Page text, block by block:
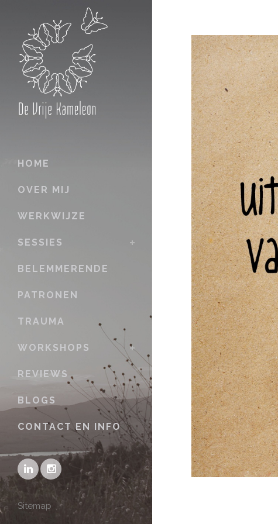
HOME
OVER MIJ
WERKWIJZE
SESSIES
BELEMMERENDE
PATRONEN
TRAUMA
WORKSHOPS
REVIEWS
BLOGS
CONTACT EN INFO
Sitemap